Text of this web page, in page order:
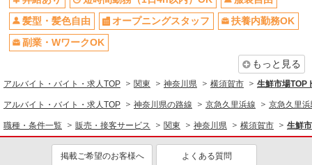
交通費支給
社会保険あり
社員登用あり
髪型・髪色自由
オープニングスタッフ
扶養内勤務OK
副業・WワークOK
もっと見る
アルバイト・バイト・求人TOP 関東 神奈川県 横須賀市 生鮮市場TOP
アルバイト・バイト・求人TOP 神奈川県の路線 京急久里浜線 京急久里
職種・条件一覧 販売・接客サービス 関東 神奈川県 横須賀市 生鮮
掲載ご希望のお客様へ よくある質問